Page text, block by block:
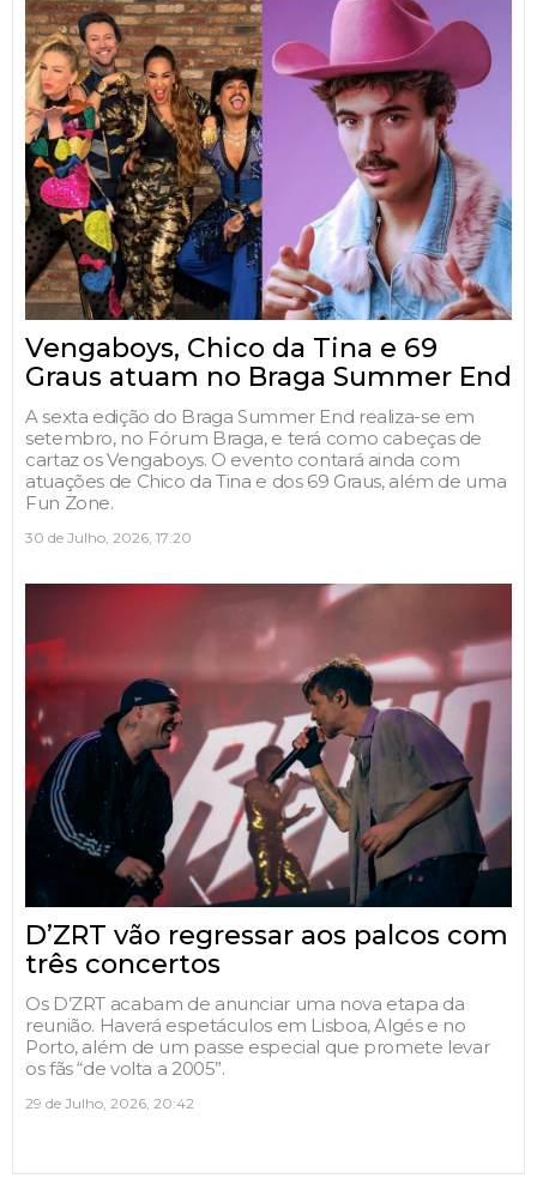
Vengaboys, Chico da Tina e 69
Graus atuam no Braga Summer End
A sexta edição do Braga Summer End realiza-se em
setembro, no Fórum Braga, e terá como cabeças de
cartaz os Vengaboys. O evento contará ainda com
atuações de Chico da Tina e dos 69 Graus, além de uma
Fun Zone.
30 de Julho, 2026, 17:20
D’ZRT vão regressar aos palcos com
três concertos
Os D’ZRT acabam de anunciar uma nova etapa da
reunião. Haverá espetáculos em Lisboa, Algés e no
Porto, além de um passe especial que promete levar
os fãs “de volta a 2005”.
29 de Julho, 2026, 20:42